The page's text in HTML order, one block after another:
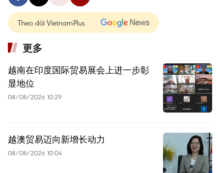
Theo dõi VietnamPlus
更多
越南在印度国际贸易展会上进一步彰
显地位
08/08/2026 10:29
越澳贸易迈向新增长动力
08/08/2026 10:04